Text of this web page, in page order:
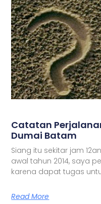
Catatan
Dumai Batam
Siang itu sekitar jam
awal tahun 2014, saya
karena dapat tugas
Read More